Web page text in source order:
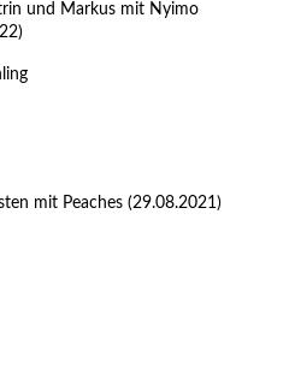
und Markus mit Nyimo
mit Peaches (29.08.2021)